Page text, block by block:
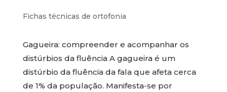
Fichas técnicas de ortofonia
Gagueira: compreender e acompanhar os
distúrbios da fluência A gagueira é um
distúrbio da fluência da fala que afeta cerca
de 1% da população. Manifesta-se por